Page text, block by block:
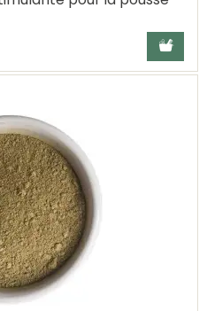
Ajouter